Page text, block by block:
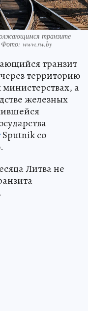
транзите
Фото: www.rw.by
транзит
территорию
а
железных
Sputnik со
Литва не